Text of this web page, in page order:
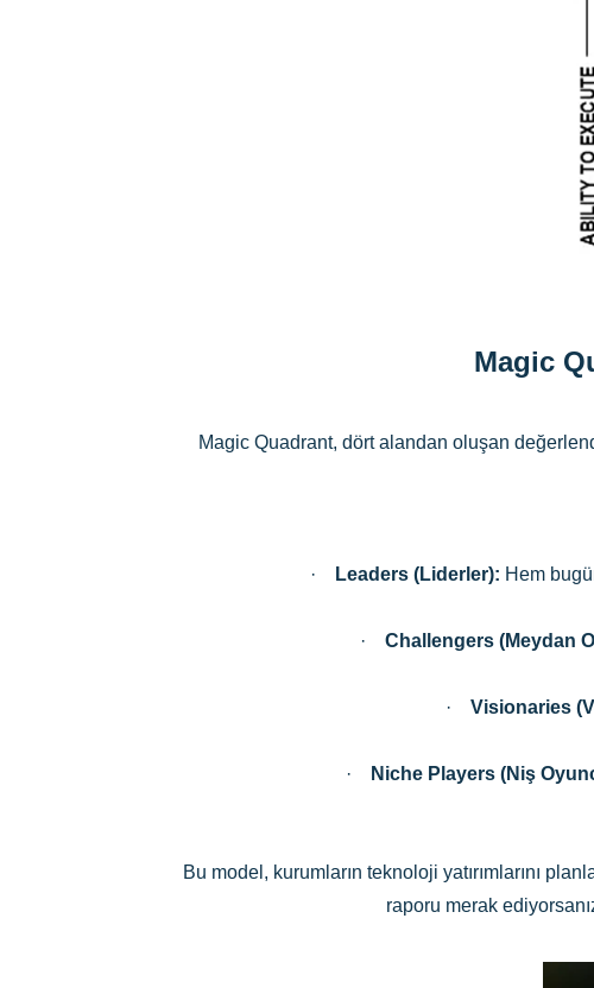
Magic
Magic Quadrant, dört alandan oluşan
· Leaders (Liderler): Hem
· Challengers (Meydan
· Visionaries
· Niche Players (Niş
Bu model, kurumların teknoloji yatırımlarını
raporu merak